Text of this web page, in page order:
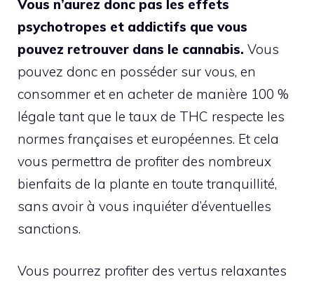
Vous n’aurez donc pas les effets
psychotropes et addictifs que vous
pouvez retrouver dans le cannabis. Vous
pouvez donc en posséder sur vous, en
consommer et en acheter de manière 100 %
légale tant que le taux de THC respecte les
normes françaises et européennes. Et cela
vous permettra de profiter des nombreux
bienfaits de la plante en toute tranquillité,
sans avoir à vous inquiéter d’éventuelles
sanctions.
Vous pourrez profiter des vertus relaxantes